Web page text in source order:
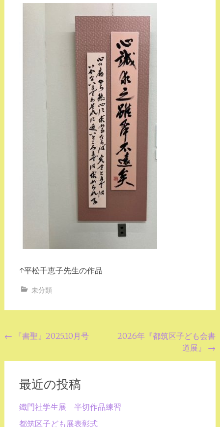
↑平松千恵子先生の作品
未分類
投
← 『書聖』2025.10月号
2026年『都筑区子ども会書
道展』 →
最近の投稿
鐵門社学生展 半切作品練習
都筑区子ども展表彰式